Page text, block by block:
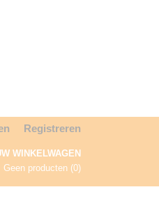
Registreren
WINKELWAGEN
Geen producten (0)